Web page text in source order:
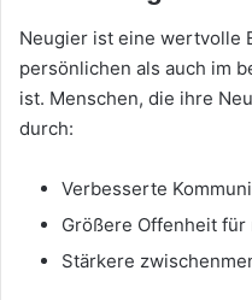
Neugier ist eine wertvolle
persönlichen als auch im
ist. Menschen, die ihre
durch:
Verbesserte
Größere Offenheit für
Stärkere